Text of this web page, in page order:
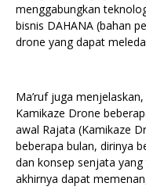
menggabungkan
bisnis DAHANA (bahan
drone yang dapat
Ma’ruf juga
Kamikaze Drone
awal Rajata (Kamikaze
beberapa bulan, dirinya
dan konsep senjata
akhirnya dapat